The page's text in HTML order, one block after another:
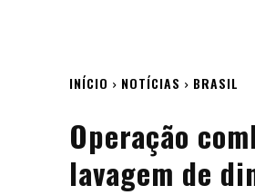
INÍCIO NOTÍCIAS BRASIL
Operação
lavagem de